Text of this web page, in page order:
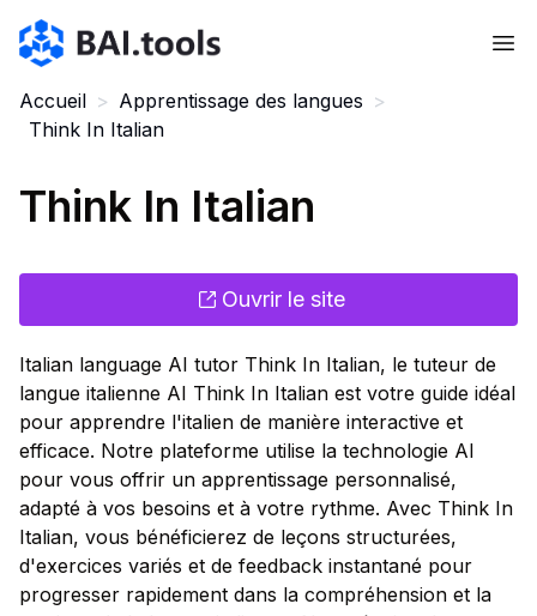
Bai.tools
Accueil > Apprentissage des langues >
Think In Italian
Think In Italian
Ouvrir le site
Italian language AI tutor Think In Italian, le tuteur de
langue italienne AI Think In Italian est votre guide idéal
pour apprendre l'italien de manière interactive et
efficace. Notre plateforme utilise la technologie AI
pour vous offrir un apprentissage personnalisé,
adapté à vos besoins et à votre rythme. Avec Think In
Italian, vous bénéficierez de leçons structurées,
d'exercices variés et de feedback instantané pour
progresser rapidement dans la compréhension et la